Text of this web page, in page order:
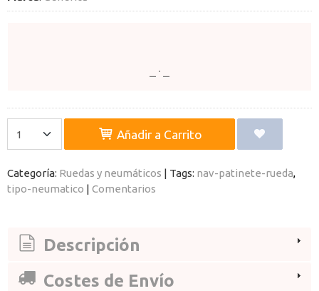
Añadir a Carrito
Categoría: Ruedas y neumáticos | Tags: nav-patinete-rueda
tipo-neumatico | Comentarios
Descripción
Costes de Envío